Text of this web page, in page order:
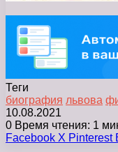
Теги
биография львова
10.08.2021
0 Время чтения: 1
Facebook X Pinterest